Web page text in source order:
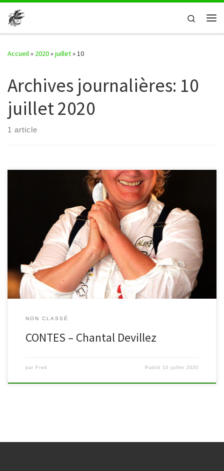
Passer au contenu
Search
Accueil» 2020»juillet»10
Archives journalières: 10
juillet 2020
1 article
Rejoignez Chantal Devillez à Malmedy le jeudi 20 août à 15h pour
une balade contée à la découverte du parc de la Cathédrale (son
calvaire, son poudingue, ses histoires…). Des contes pour rêver,
pour se libérer l’imaginaire et les zygomatiques, le cœur et les
oreilles ! Des contes pour toutes […]
NON CLASSÉ
CONTES – Chantal Devillez
par Fred Publié 10 juillet 2020